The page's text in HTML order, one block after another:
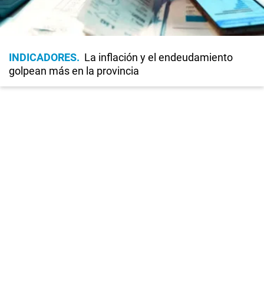
INDICADORES
La inflación y el endeudamiento
golpean más en la provincia